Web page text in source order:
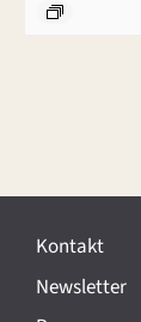
e
a
n
Kontakt
Newsletter